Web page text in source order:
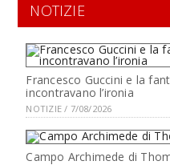
NOTIZIE
Francesco Guccini e la
incontravano l’ironia
NOTIZIE / 7/08/2026
Campo Archimede di